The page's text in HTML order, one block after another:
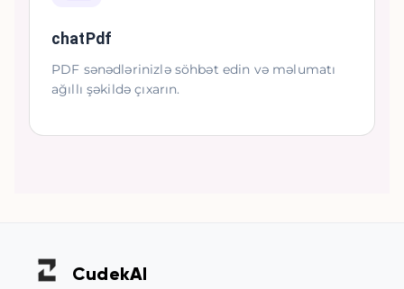
chatPdf
PDF sənədlərinizlə söhbət edin və məlumatı
ağıllı şəkildə çıxarın.
CudekAI